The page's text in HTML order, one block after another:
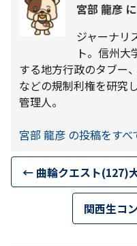
宮部 龍彦
ジャーナリ
ト。信州大
する地方行政のタブー
などの規制利権を研究
管理人。
宮部 龍彦 の投稿をすべ
← 曲輪クエスト(127)
関西生コ